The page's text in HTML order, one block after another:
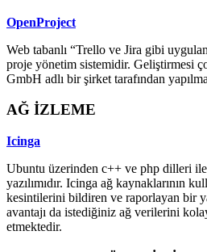
OpenProject
Web tabanlı “Trello ve Jira gibi
proje yönetim sistemidir. Geliştirmesi
GmbH adlı bir şirket tarafından
AĞ İZLEME
Icinga
Ubuntu üzerinden c++ ve php dilleri ile
yazılımıdır. Icinga ağ kaynaklarının
kesintilerini bildiren ve raporlayan bir
avantajı da istediğiniz ağ verilerini
etmektedir.